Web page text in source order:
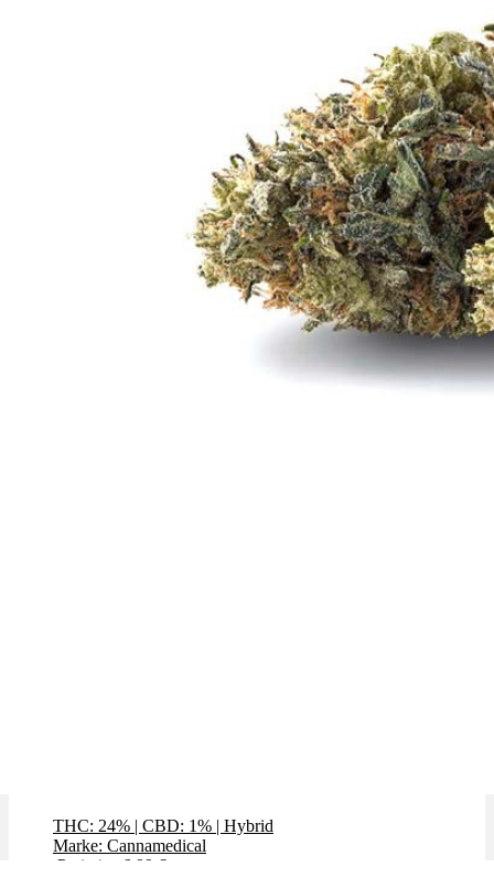
THC: 24% | CBD: 1% | Hybrid
Marke: Cannamedical
Preis / g: 6,99 €